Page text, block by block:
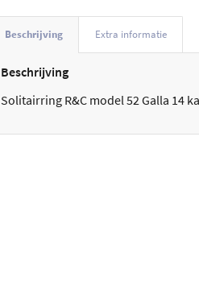
Beschrijving Extra informatie
Beschrijving
Solitairring R&C model 52 Galla 14